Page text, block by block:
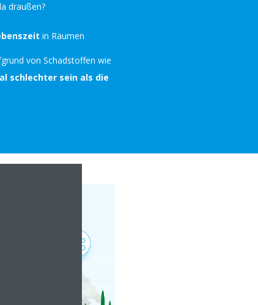
draußen?
in Räumen
von Schadstoffen wie
schlechter sein als die